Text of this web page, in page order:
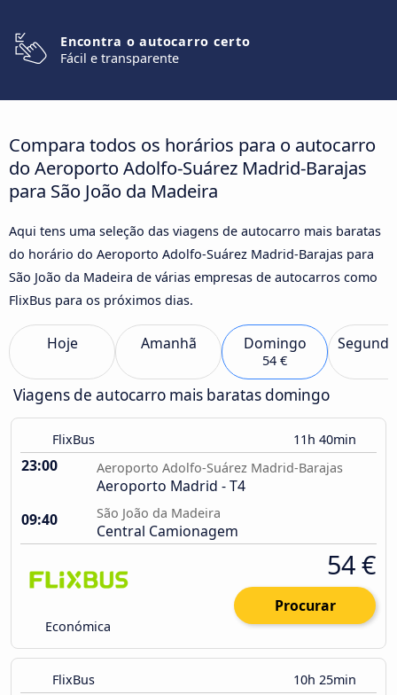
Encontra o autocarro certo
Fácil e transparente
Compara todos os horários para o autocarro
do Aeroporto Adolfo-Suárez Madrid-Barajas
para São João da Madeira
Aqui tens uma seleção das viagens de autocarro mais baratas
do horário do Aeroporto Adolfo-Suárez Madrid-Barajas para
São João da Madeira de várias empresas de autocarros como
FlixBus para os próximos dias.
Hoje Amanhã Domingo
54 €
Viagens de autocarro mais baratas domingo
FlixBus 11h 40min
23:00 Aeroporto Adolfo-Suárez Madrid-Barajas
Aeroporto Madrid - T4
09:40
São João da Madeira
Central Camionagem
Económica
54 €
Procurar
FlixBus 10h 25min